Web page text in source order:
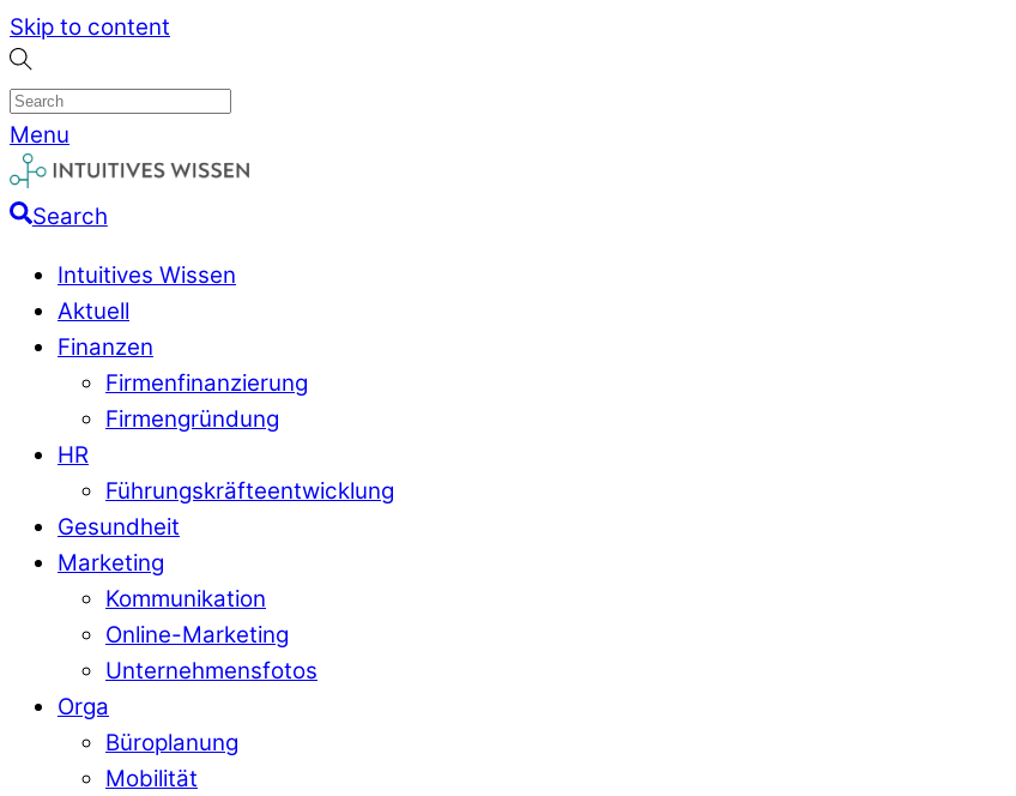
Skip to content
Menu
Search
Intuitives Wissen
Aktuell
Finanzen
Firmenfinanzierung
Firmengründung
HR
Führungskräfteentwicklung
Gesundheit
Marketing
Kommunikation
Online-Marketing
Unternehmensfotos
Orga
Büroplanung
Mobilität